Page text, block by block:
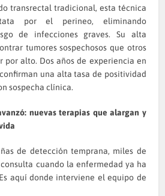
transrectal tradicional, esta técnica
por el perineo, eliminando
de infecciones graves. Su alta
tumores sospechosos que otros
por alto. Dos años de experiencia en
una alta tasa de positividad
sospecha clínica.
nuevas terapias que alargan y
de detección temprana, miles de
cuando la enfermedad ya ha
aquí donde interviene el equipo de